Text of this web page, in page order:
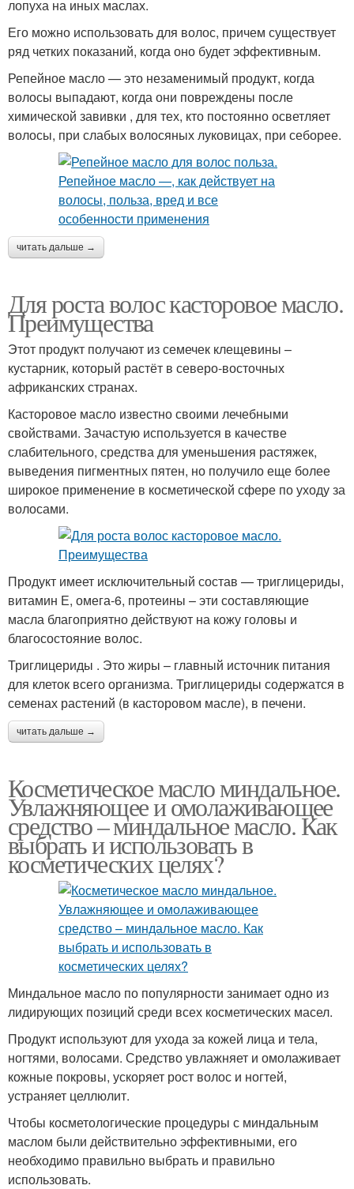
лопуха на иных маслах.
Его можно использовать для волос, причем существует
ряд четких показаний, когда оно будет эффективным.
Репейное масло — это незаменимый продукт, когда
волосы выпадают, когда они повреждены после
химической завивки , для тех, кто постоянно осветляет
волосы, при слабых волосяных луковицах, при себорее.
читать дальше →
Для роста волос касторовое масло.
Преимущества
Этот продукт получают из семечек клещевины –
кустарник, который растёт в северо-восточных
африканских странах.
Касторовое масло известно своими лечебными
свойствами. Зачастую используется в качестве
слабительного, средства для уменьшения растяжек,
выведения пигментных пятен, но получило еще более
широкое применение в косметической сфере по уходу за
волосами.
Продукт имеет исключительный состав — триглицериды,
витамин Е, омега-6, протеины – эти составляющие
масла благоприятно действуют на кожу головы и
благосостояние волос.
Триглицериды . Это жиры – главный источник питания
для клеток всего организма. Триглицериды содержатся в
семенах растений (в касторовом масле), в печени.
читать дальше →
Косметическое масло миндальное.
Увлажняющее и омолаживающее
средство – миндальное масло. Как
выбрать и использовать в
косметических целях?
Миндальное масло по популярности занимает одно из
лидирующих позиций среди всех косметических масел.
Продукт используют для ухода за кожей лица и тела,
ногтями, волосами. Средство увлажняет и омолаживает
кожные покровы, ускоряет рост волос и ногтей,
устраняет целлюлит.
Чтобы косметологические процедуры с миндальным
маслом были действительно эффективными, его
необходимо правильно выбрать и правильно
использовать.